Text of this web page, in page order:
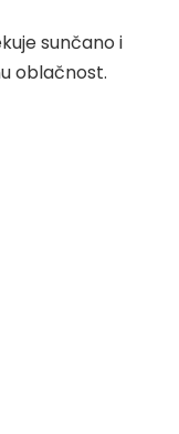
sunčano i
oblačnost.